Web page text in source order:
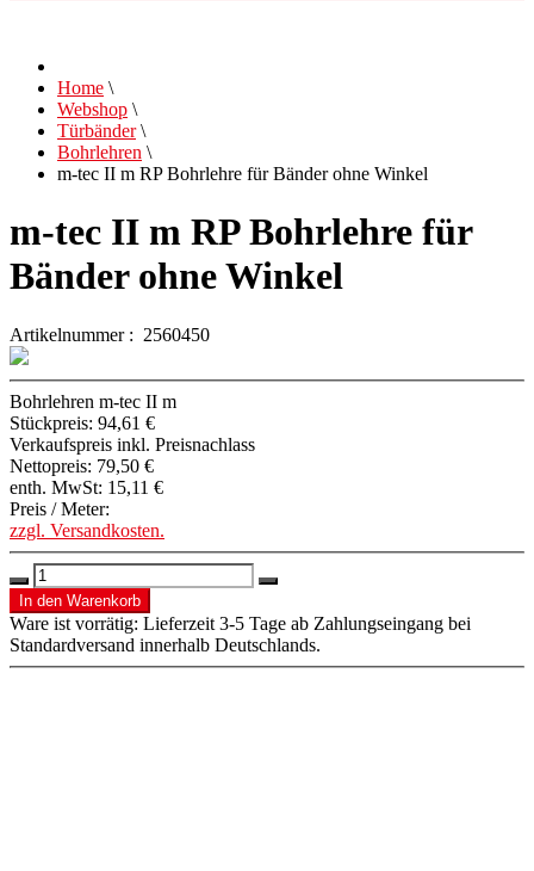
Home \
Webshop \
Türbänder \
Bohrlehren \
m-tec II m RP Bohrlehre für Bänder ohne Winkel
m-tec II m RP Bohrlehre für
Bänder ohne Winkel
Artikelnummer : 2560450
Bohrlehren m-tec II m
Stückpreis: 94,61 €
Verkaufspreis inkl. Preisnachlass
Nettopreis: 79,50 €
enth. MwSt: 15,11 €
Preis / Meter:
zzgl. Versandkosten.
Ware ist vorrätig: Lieferzeit 3-5 Tage ab Zahlungseingang bei
Standardversand innerhalb Deutschlands.